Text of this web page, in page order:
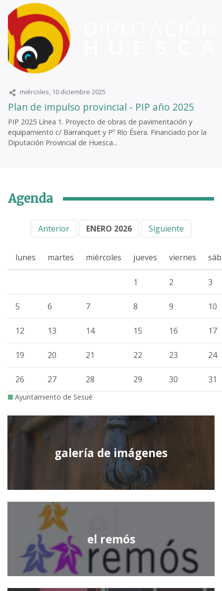
miércoles, 10 diciembre 2025
Plan de impulso provincial - PIP año 2025
PIP 2025 Línea 1. Proyecto de obras de pavimentación y
equipamiento c/ Barranquet y Pº Río Ésera. Financiado por la
Diputación Provincial de Huesca...
Agenda
Anterior ENERO 2026 Siguiente
lunes martes miércoles jueves viernes
1 2 3
5 6 7 8 9 10
12 13 14 15 16 17
19 20 21 22 23 24
26 27 28 29 30 31
Ayuntamiento de Sesué
galería de imágenes
el remós